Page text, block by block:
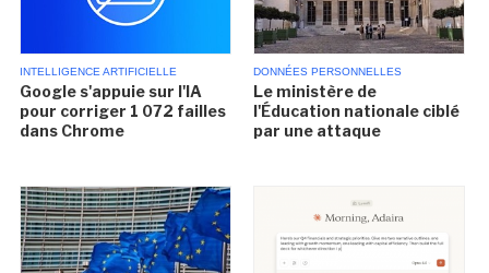
INTELLIGENCE ARTIFICIELLE
Google s'appuie sur l'IA
pour corriger 1 072 failles
dans Chrome
DONNÉES PERSONNELLES
Le ministère de
l'Éducation nationale ciblé
par une attaque